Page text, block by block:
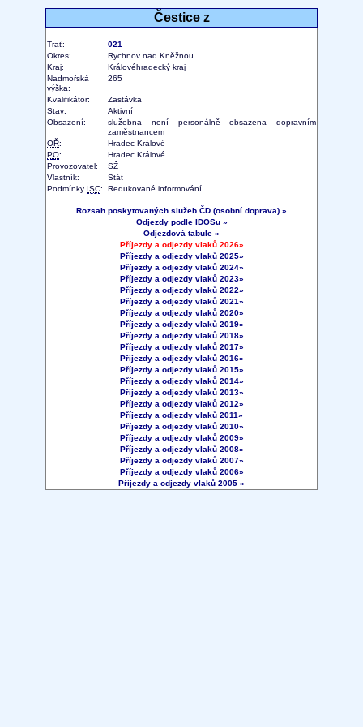
Čestice z
Trať:
021
Okres:
Rychnov nad Kněžnou
Kraj:
Královéhradecký kraj
Nadmořská
výška:
265
Kvalifikátor:
Zastávka
Stav:
Aktivní
Obsazení:
služebna není personálně obsazena dopravním
zaměstnancem
OŘ:
Hradec Králové
PO:
Hradec Králové
Provozovatel:
SŽ
Vlastník:
Stát
Podmínky ISC: Redukované informování
Rozsah poskytovaných služeb ČD (osobní doprava) »
Odjezdy podle IDOSu »
Odjezdová tabule »
Příjezdy a odjezdy vlaků 2026»
Příjezdy a odjezdy vlaků 2025»
Příjezdy a odjezdy vlaků 2024»
Příjezdy a odjezdy vlaků 2023»
Příjezdy a odjezdy vlaků 2022»
Příjezdy a odjezdy vlaků 2021»
Příjezdy a odjezdy vlaků 2020»
Příjezdy a odjezdy vlaků 2019»
Příjezdy a odjezdy vlaků 2018»
Příjezdy a odjezdy vlaků 2017»
Příjezdy a odjezdy vlaků 2016»
Příjezdy a odjezdy vlaků 2015»
Příjezdy a odjezdy vlaků 2014»
Příjezdy a odjezdy vlaků 2013»
Příjezdy a odjezdy vlaků 2012»
Příjezdy a odjezdy vlaků 2011»
Příjezdy a odjezdy vlaků 2010»
Příjezdy a odjezdy vlaků 2009»
Příjezdy a odjezdy vlaků 2008»
Příjezdy a odjezdy vlaků 2007»
Příjezdy a odjezdy vlaků 2006»
Příjezdy a odjezdy vlaků 2005 »